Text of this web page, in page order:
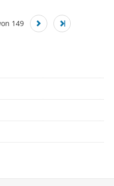
149